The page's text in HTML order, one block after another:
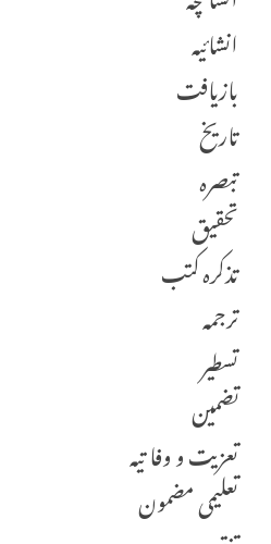
انشائیہ
بازیافت
تاریخ
تبصرہ
تحقیق
تذکرہ کتب
ترجمہ
تسطیر
تضمین
تعزیت و وفا تیہ
تعلیمی مضمون